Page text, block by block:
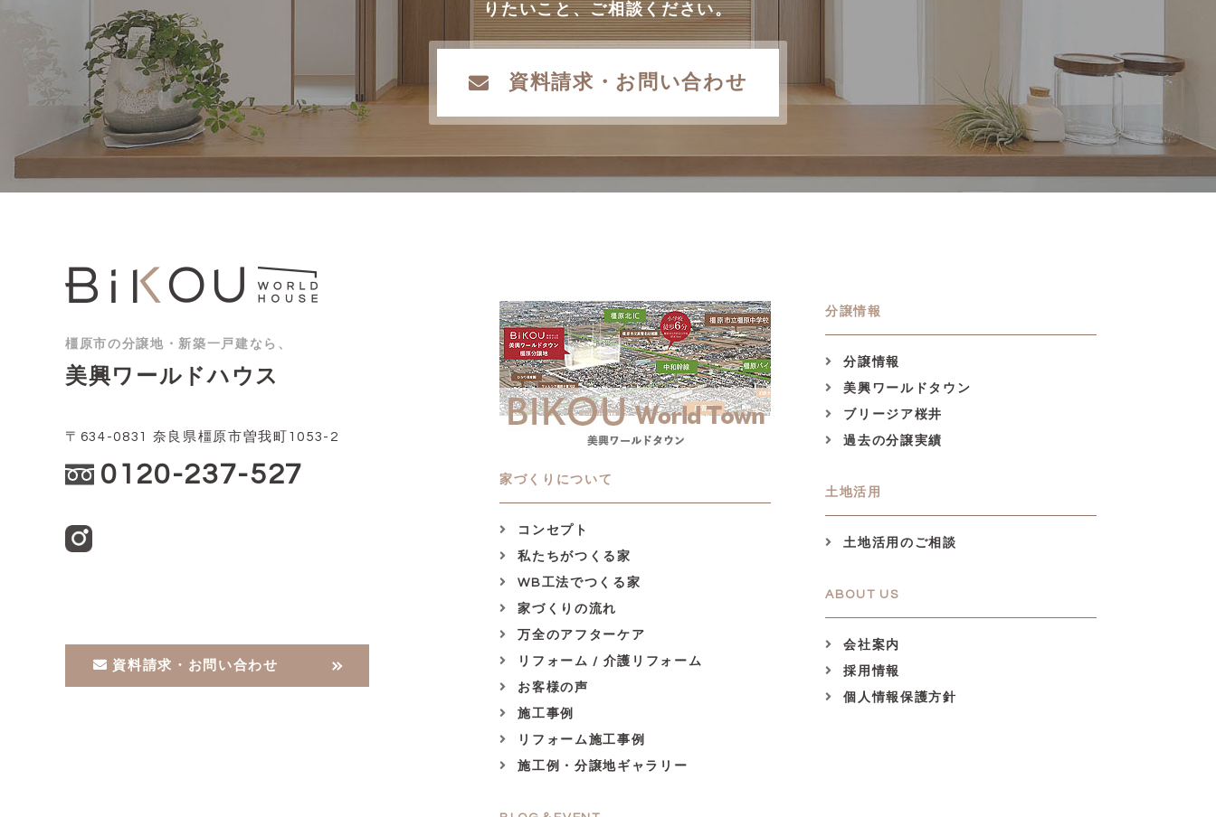
りたいこと、ご相談ください。
資料請求・お問い合わせ
橿原市の分譲地・新築一戸建なら、
美興ワールドハウス
〒634-0831 奈良県橿原市曽我町1053-2
0120-237-527
資料請求・お問い合わせ
分譲情報
分譲情報
美興ワールドタウン
ブリージア桜井
過去の分譲実績
土地活用
土地活用のご相談
ABOUT US
会社案内
採用情報
個人情報保護方針
家づくりについて
コンセプト
私たちがつくる家
WB工法でつくる家
家づくりの流れ
万全のアフターケア
リフォーム / 介護リフォーム
お客様の声
施工事例
リフォーム施工事例
施工例・分譲地ギャラリー